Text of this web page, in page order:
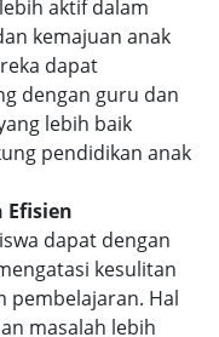
aktif dalam
kemajuan anak
dapat
dengan guru dan
lebih baik
pendidikan anak
Efisien
dapat dengan
kesulitan
pembelajaran. Hal
masalah lebih